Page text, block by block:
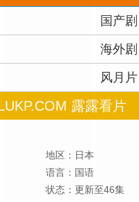
国产剧
海外剧
风月片
露露看片
地区：日本
语言：国语
状态：更新至46集